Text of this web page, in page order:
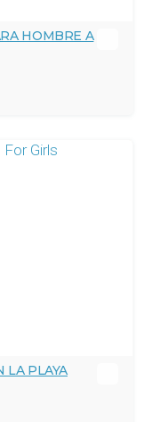
HOMBRE A
LA PLAYA